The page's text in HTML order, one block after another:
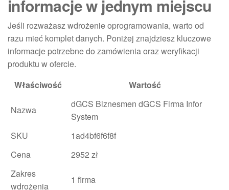
informacje w jednym miejscu
Jeśli rozważasz wdrożenie oprogramowania, warto od
razu mieć komplet danych. Poniżej znajdziesz kluczowe
informacje potrzebne do zamówienia oraz weryfikacji
produktu w ofercie.
Właściwość
Wartość
Nazwa
dGCS Biznesmen dGCS Firma Infor
System
SKU
1ad4bf6f6f8f
Cena
2952 zł
Zakres
wdrożenia
1 firma